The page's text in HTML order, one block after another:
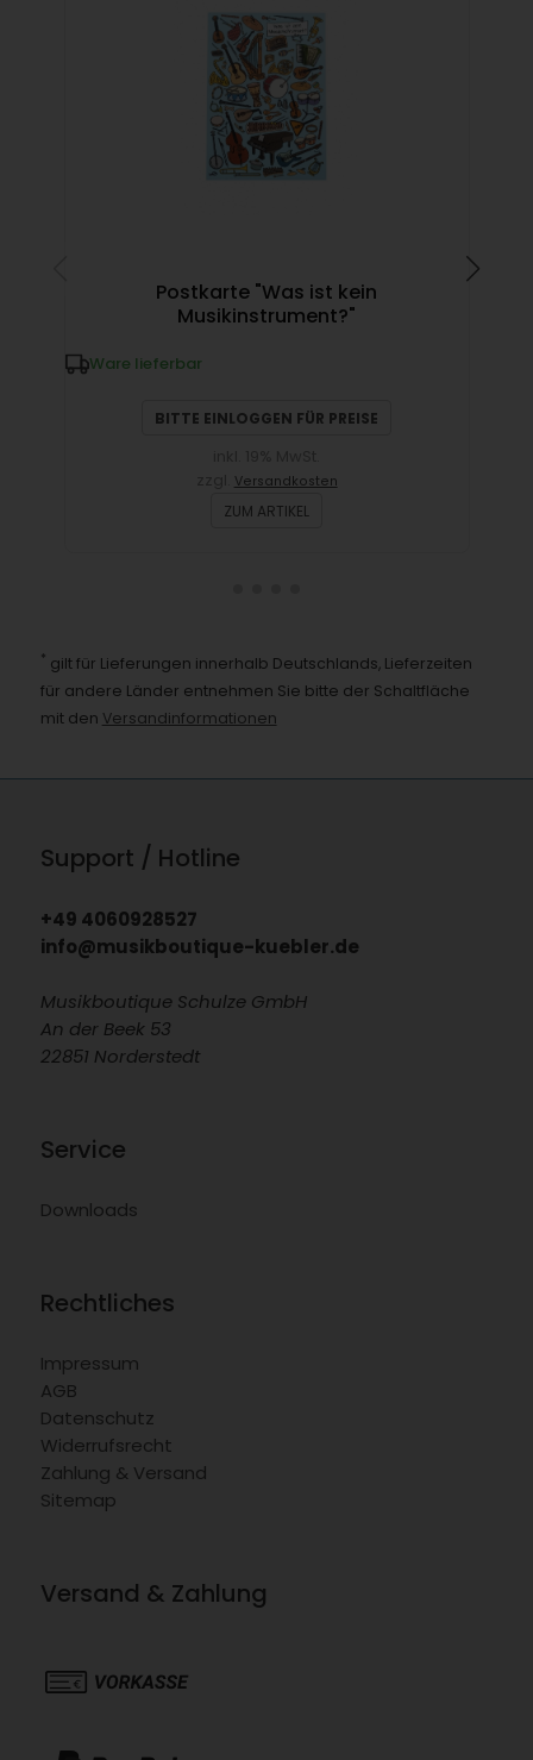
Postkarte "Was ist kein
Musikinstrument?"
Ware lieferbar
BITTE EINLOGGEN FÜR PREISE
Versandkosten
ZUM ARTIKEL
* gilt für Lieferungen innerhalb Deutschlands, Lieferzeiten
für andere Länder entnehmen Sie bitte der Schaltfläche
mit den Versandinformationen
Support / Hotline
+49 4060928527
info@musikboutique-kuebler.de
Musikboutique Schulze GmbH
An der Beek 53
22851 Norderstedt
Service
Downloads
Rechtliches
Impressum
AGB
Datenschutz
Widerrufsrecht
Zahlung & Versand
Sitemap
Versand & Zahlung